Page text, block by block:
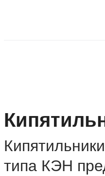
типа КЭН